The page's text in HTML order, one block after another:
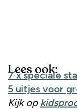
Lees ook:
7 x speciale
5 uitjes voor
Kijk op